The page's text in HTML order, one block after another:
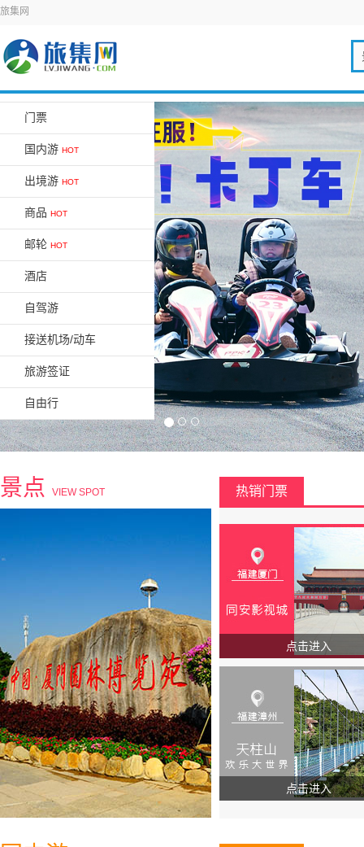
旅集网
门票
国内游 HOT
出境游 HOT
商品 HOT
邮轮 HOT
酒店
自驾游
接送机场/动车
旅游签证
自由行
景点 VIEW SPOT 热销门票
点击进入
点击进入